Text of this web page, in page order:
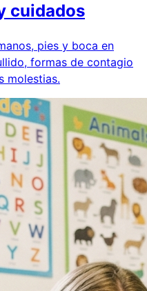
cuidados
pies y boca en
formas de contagio
molestias.